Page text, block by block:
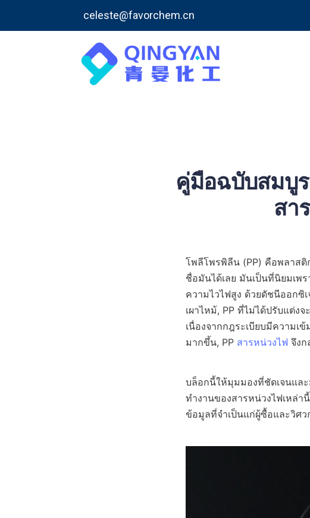
celeste@favorchem.cn
คู่มือฉบับสมบูร
สา
โพลีโพรพิลีน (PP) คือพลาส
ชื่อมันได้เลย มันเป็นที่นิยมเพ
ความไวไฟสูง ด้วยดัชนีออกซิ
เผาไหม้, PP ที่ไม่ได้ปรับแต่
เนื่องจากกฎระเบียบมีความ
มากขึ้น, PP สารหน่วงไฟ จึงก
บล็อกนี้ให้มุมมองที่ชัดเจนแล
ทำงานของสารหน่วงไฟเหล่
ข้อมูลที่จำเป็นแก่ผู้ซื้อและวิศ